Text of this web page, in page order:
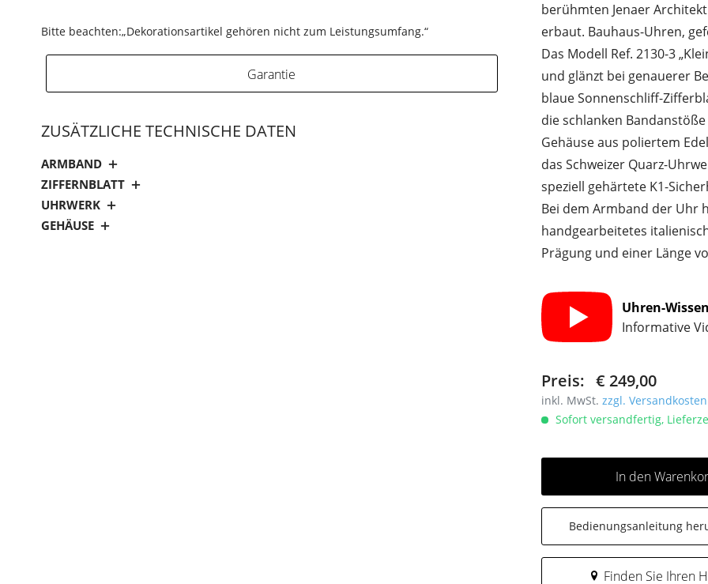
Bitte beachten:„Dekorationsartikel gehören nicht zum Leistungsumfang.“
Garantie
ZUSÄTZLICHE TECHNISCHE DATEN
ARMBAND
ZIFFERNBLATT
UHRWERK
GEHÄUSE
berühmten Jenaer
erbaut. Bauhaus-Uhren,
Das Modell Ref. 2130-3
und glänzt bei genauerer
blaue Sonnenschliff-
die schlanken
Gehäuse aus poliertem
das Schweizer Quarz-
speziell gehärtete K1-
Bei dem Armband der Uhr
handgearbeitetes
Prägung und einer Länge
Uhren-
Informative
Preis: € 249,00
inkl. MwSt. zzgl. Versandkosten
Sofort versandfertig,
In den
Bedienungsanleitung
Finden Sie Ihren